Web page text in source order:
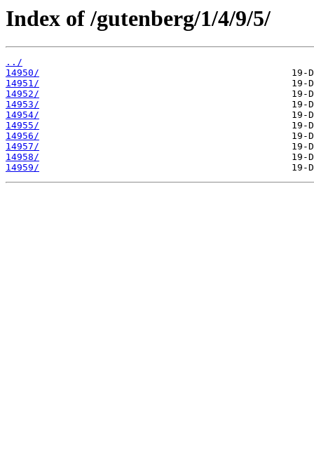
Index of /gutenberg/1/4/9/5/
../
14950/
14951/
14952/
14953/
14954/
14955/
14956/
14957/
14958/
14959/